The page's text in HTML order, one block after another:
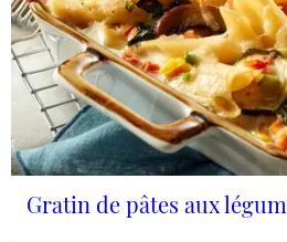
Gratin de pâtes aux